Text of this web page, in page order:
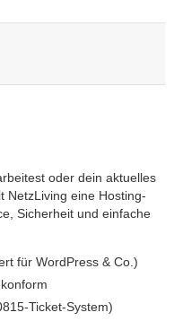
oder dein aktuelles
NetzLiving eine Hosting-
Sicherheit und einfache
für WordPress & Co.)
Ticket-System)